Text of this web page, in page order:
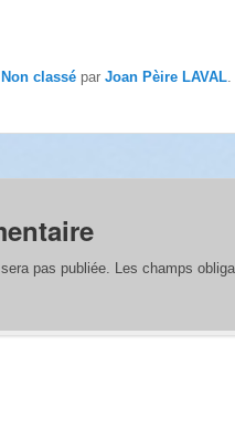
Non classé par Joan Pèire LAVAL
pas publiée. Les champs